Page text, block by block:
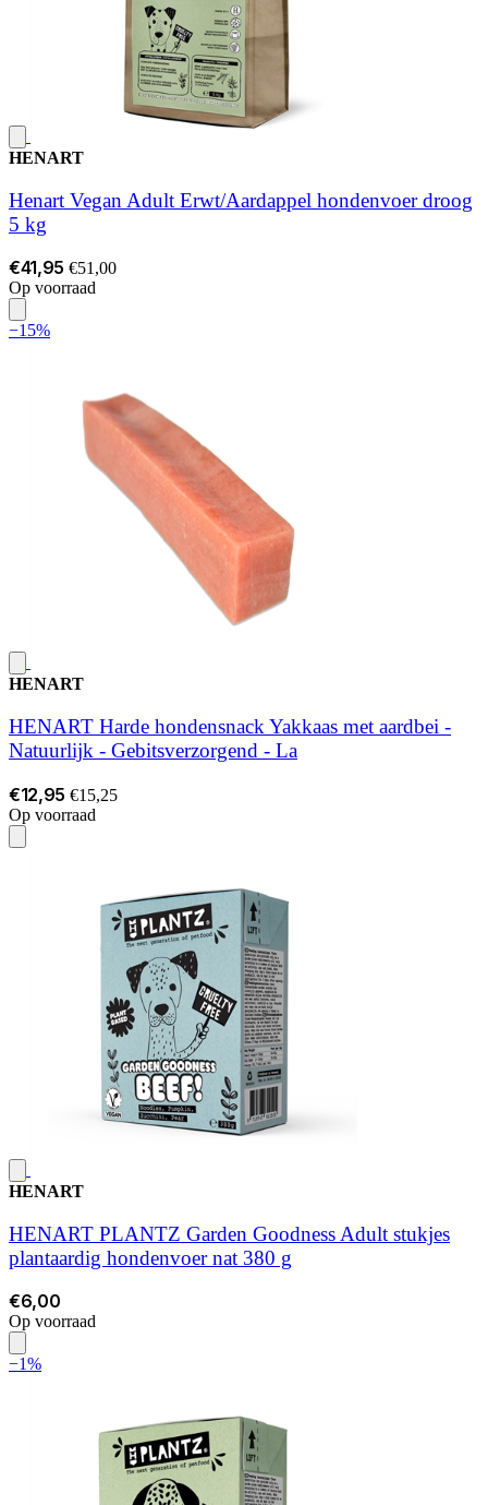
HENART
Henart Vegan Adult Erwt/Aardappel hondenvoer droog
5 kg
€41,95 €51,00
Op voorraad
−15%
HENART
HENART Harde hondensnack Yakkaas met aardbei -
Natuurlijk - Gebitsverzorgend - La
€12,95 €15,25
Op voorraad
HENART
HENART PLANTZ Garden Goodness Adult stukjes
plantaardig hondenvoer nat 380 g
€6,00
Op voorraad
−1%